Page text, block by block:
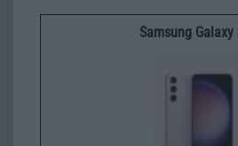
Samsung Galaxy